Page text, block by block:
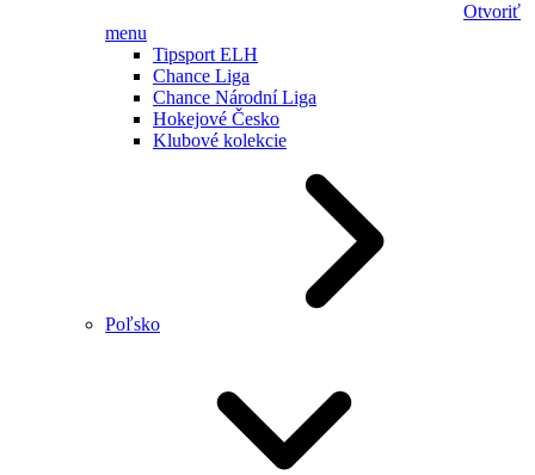
Otvoriť
menu
Tipsport ELH
Chance Liga
Chance Národní Liga
Hokejové Česko
Klubové kolekcie
Poľsko